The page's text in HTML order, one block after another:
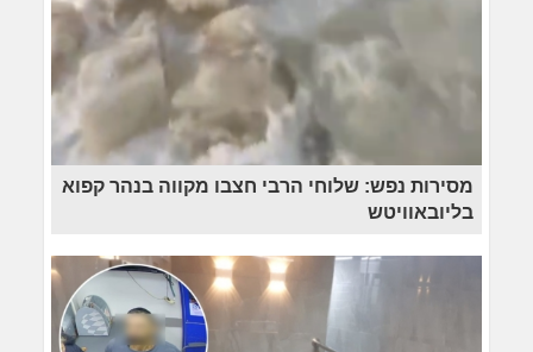
מסירות נפש: שלוחי הרבי חצבו מקווה בנהר קפוא
בליובאוויטש